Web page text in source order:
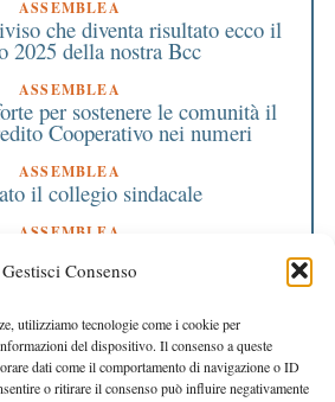
Gestisci Consenso
utilizziamo tecnologie come i cookie per
del dispositivo. Il consenso a queste
dati come il comportamento di navigazione o ID
o ritirare il consenso può influire negativamente
ASSEMBLEA
che diventa risultato ecco il
2025 della nostra Bcc
ASSEMBLEA
per sostenere le comunità il
Cooperativo nei numeri
ASSEMBLEA
il collegio sindacale
ASSEMBLEA
all’unanimità e 2 milioni
al territorio
DIRETTORE
restando riconoscibili
PRESIDENTE
futuro insieme